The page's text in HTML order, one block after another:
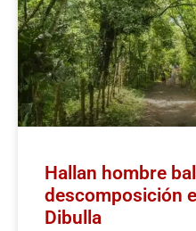
Hallan hombre
descomposición
Dibulla